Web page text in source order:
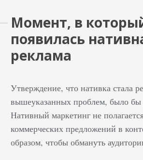
Момент, в
появилась
реклама
Утверждение, что нативка стала
вышеуказанных проблем, было
Нативный маркетинг не
коммерческих предложений в
образом, чтобы обмануть